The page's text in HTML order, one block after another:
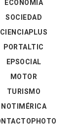
ECONOMÍA
SOCIEDAD
CIENCIAPLUS
PORTALTIC
EPSOCIAL
MOTOR
TURISMO
NOTIMÉRICA